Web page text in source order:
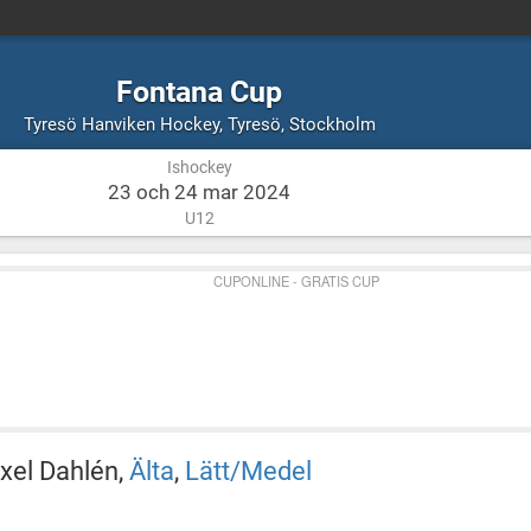
Fontana Cup
Tyresö Hanviken Hockey, Ishockey
Tyresö, StockholmTyresö,
Stockholm
Ishockey
23 och 24 mar 2024
U12
CUPONLINE - GRATIS CUP
Dahlén,Älta, Lätt/Medel